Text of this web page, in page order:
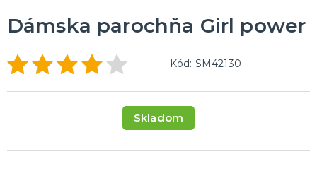
Karnevalové doplnky
Balóniky a hélium
Párty doplnky
Kostýmy pre deti
DOPLNKY A MAKE-UP
Doplnky
Make-up, dekorácie na kožu, tetovanie, umelé riasy
TRIČKÁ S POTLAČOU
Dámska parochňa Girl power
Kód: SM42130
Skladom